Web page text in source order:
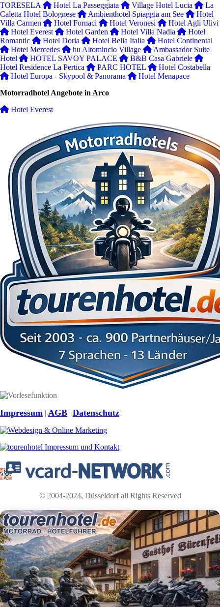
TORESELA
Hotel La Passeggiata Village Hotel Lucia
La
Caletta Hotel Bolognese
Ambienthotel Spiaggia am See
Hotel
Villa Carmen
Hotel Fornaci Hotel Veronesi
Hotel Agli Ulivi
Hotel Everest
Hotel Garden Hotel Villa Nadia
Hotel
Romantic
Hotel Doria Hotel Bella Italia
Hotel Continental
Hotel Mercedes
hu Altomincio Village
Ambassador Suite
Hotel
HOTEL SAVOY PALACE
B&B Casa Gabriele
Hotel Residence La Pertica
PARC HOTEL
Hotel Costabella
Hotel Europa - Skypool & Panorama
Hotel Menapace
Motorradhotel Angebote in Arco
Hotel Everest
Impressum | AGB | Datenschutz
© 2004-2024, Düsseldorf all Rights Reserved